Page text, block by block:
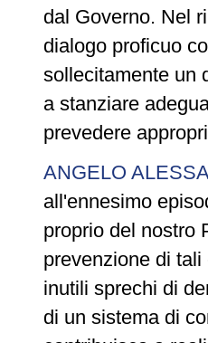
dal Governo. Nel
dialogo proficuo
sollecitamente un
a stanziare
prevedere
ANGELO
all'ennesimo
proprio del nostro
prevenzione di
inutili sprechi di
di un sistema di